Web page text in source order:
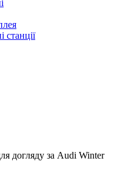
станції
догляду за Audi Winter